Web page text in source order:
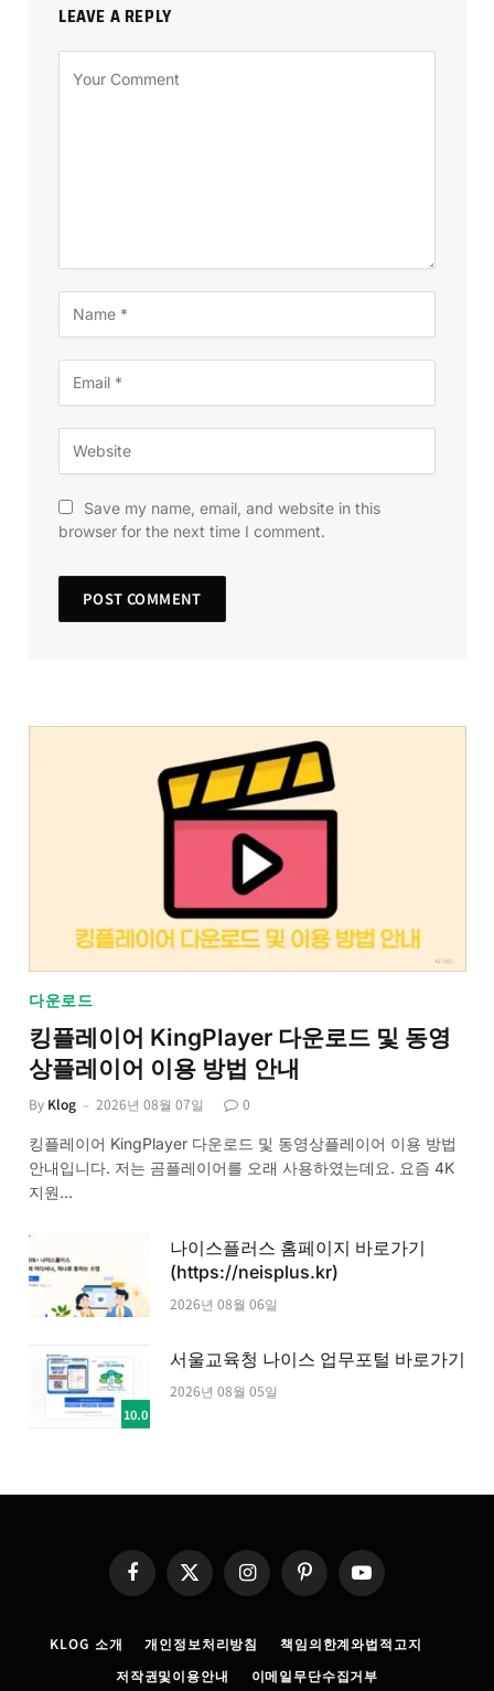
LEAVE A REPLY
Save my name, email, and website in this
browser for the next time I comment.
다운로드
킹플레이어 KingPlayer 다운로드 및 동영
상플레이어 이용 방법 안내
By Klog 2026년 08월 07일 0
킹플레이어 KingPlayer 다운로드 및 동영상플레이어 이용 방법
안내입니다. 저는 곰플레이어를 오래 사용하였는데요. 요즘 4K
지원…
나이스플러스 홈페이지 바로가기
(https://neisplus.kr)
2026년 08월 06일
10.0
서울교육청 나이스 업무포털 바로가기
2026년 08월 05일
Facebook
X
InstagramPinterestYouTube
KLOG 소개 개인정보처리방침
책임의한계와법적고지
저작권및이용안내
이메일무단수집거부